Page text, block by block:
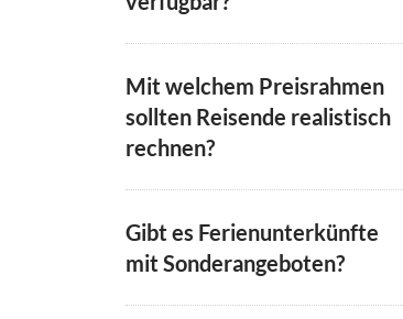
Mit welchem Preisrahmen
sollten Reisende realistisch
rechnen?
Gibt es Ferienunterkünfte
mit Sonderangeboten?